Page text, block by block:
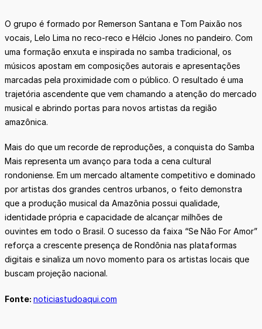
O grupo é formado por Remerson Santana e Tom Paixão nos
vocais, Lelo Lima no reco-reco e Hélcio Jones no pandeiro. Com
uma formação enxuta e inspirada no samba tradicional, os
músicos apostam em composições autorais e apresentações
marcadas pela proximidade com o público. O resultado é uma
trajetória ascendente que vem chamando a atenção do mercado
musical e abrindo portas para novos artistas da região
amazônica.
Mais do que um recorde de reproduções, a conquista do Samba
Mais representa um avanço para toda a cena cultural
rondoniense. Em um mercado altamente competitivo e dominado
por artistas dos grandes centros urbanos, o feito demonstra
que a produção musical da Amazônia possui qualidade,
identidade própria e capacidade de alcançar milhões de
ouvintes em todo o Brasil. O sucesso da faixa “Se Não For Amor”
reforça a crescente presença de Rondônia nas plataformas
digitais e sinaliza um novo momento para os artistas locais que
buscam projeção nacional.
Fonte: noticiastudoaqui.com